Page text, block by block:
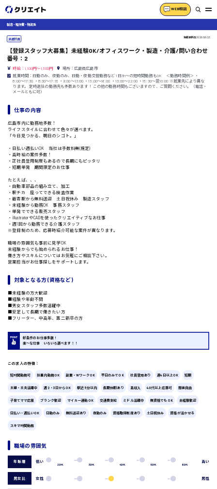
WEB相談
製造・軽作業・物流系
製造オペレーター
ピッキング・仕分け
軽作業
フォークリフト
医師
介護職
コールセンターオペレーター
受付事務
翻訳、通訳
広島市中区
広島市東区
広島市西区
時給1200円～
時給1300円～
時給1400円～
製造・軽作業・物流系
派遣社員 掲載更新日2026/06/23
【登録スタッフ大募集】未経験OK/オフィスワーク・製造・介護/問い合わせ
番号：2
時給：1,100円～1,500円
場所：広島県広島市
就業時間：日勤のみ、夜勤のみ、日勤・夜勤交替勤務など 1日3h〜の短時間勤務もOK ＜勤務時間例＞ ・
8:00〜17:30 ・8:30〜17:15 ・9:00〜13:00 ・13:00〜16:00 ・13:00〜22:00 ・15:30〜翌10:00 ※就業先により異な
ります。 定時退社の勤務先も多数あります！ この他の勤務時間もございますので、ご質問ください。（電話・
メールともに可）
仕事の内容
広島市内に勤務地多数！
ライフスタイルに合わせて色々が選べます。
「今日見つかる、明日のシゴト。」
・日払い週払いOK 当社は手数料無(規定)
・高時給の案件多数！
・正社員登用制度もあるので長期にもピッタリ
・短期単発 期間限定のお仕事
たとえば、、、
・自動車部品の組み立て、加工
・駅チカ 座ってできる検査作業
・最寄駅から無料送迎 土日祝休み 製造スタッフ
・未経験から勤務OK 事務スタッフ
・単発でできる販売スタッフ
・illustratorやCADを使ったクリエイティブなお仕事
・週1回から勤務できる介護スタッフ
※登録制のため、応募時紹介可能な案件が異なります。
職場の雰囲気も事前に見学OK
未経験からでも始められるお仕事！
働き方やスキルについてはお気軽にご相談下さい。
営業担当がお仕事探しをサポートします。
対象となる方 (資格など)
■未経験の方大歓迎
■経験や年齢不問
■男女スタッフ多数活躍中
■安定して長期で働きたい方
■フリーター、中高年、第二新卒の方
好条件のお仕事多数！
楽〜な仕事 いろいろ選べます！！
この求人の特徴：
短時間勤務可 扶養内勤務OK 副業・WワークOK 平日のみでOK 社員登用あり 週4日以上OK 短期
主婦・主夫活躍中 週2・3日からOK 駅近5分以内 長期休暇あり 高収入 40代以上応募可 服装自由
子育てママ応援 ブランク歓迎 マイカー通勤OK 交通費支給 ミドル活躍中 無資格でもOK 未経験歓迎
日払い・週払いOK 日勤のみ 無料送迎あり 夜勤のみ 資格取得制度あり 土日祝休み 資格が活かせる
スキマ時間勤務
職場の雰囲気
年齢層 低い
20代 30代 40代 50代 60代
高い
男女比 女性 男性